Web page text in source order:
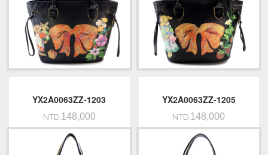
YX2A0063ZZ-1203
NTD.148,000
YX2A0063ZZ-1205
NTD.148,000